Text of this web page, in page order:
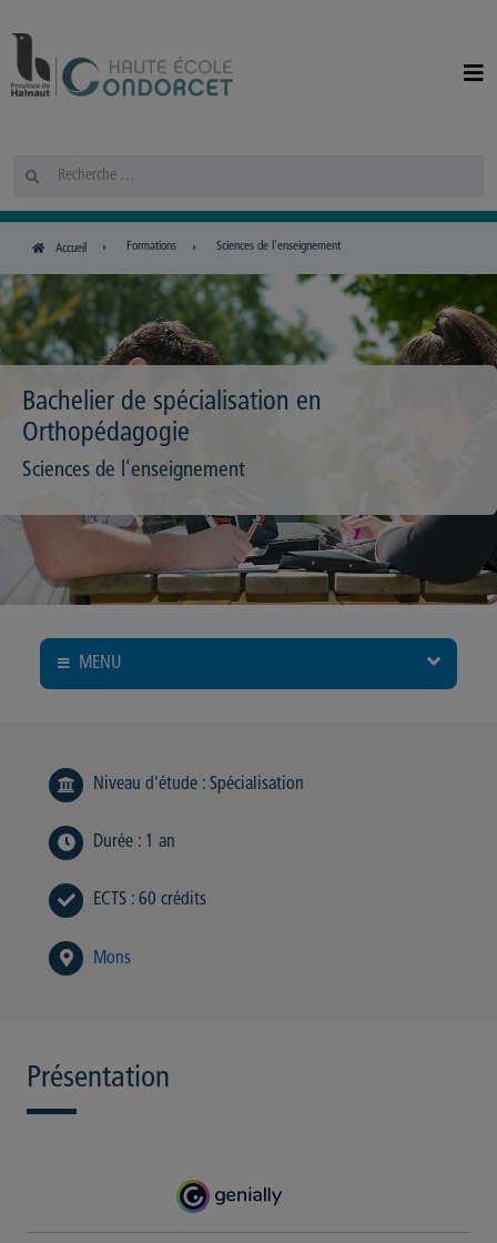
Rechercher
Accueil Formations Sciences de l'enseignement
Bachelier de spécialisation en
Orthopédagogie
Sciences de l'enseignement
MENU
Niveau d'étude : Spécialisation
Durée : 1 an
ECTS : 60 crédits
Mons
Présentation